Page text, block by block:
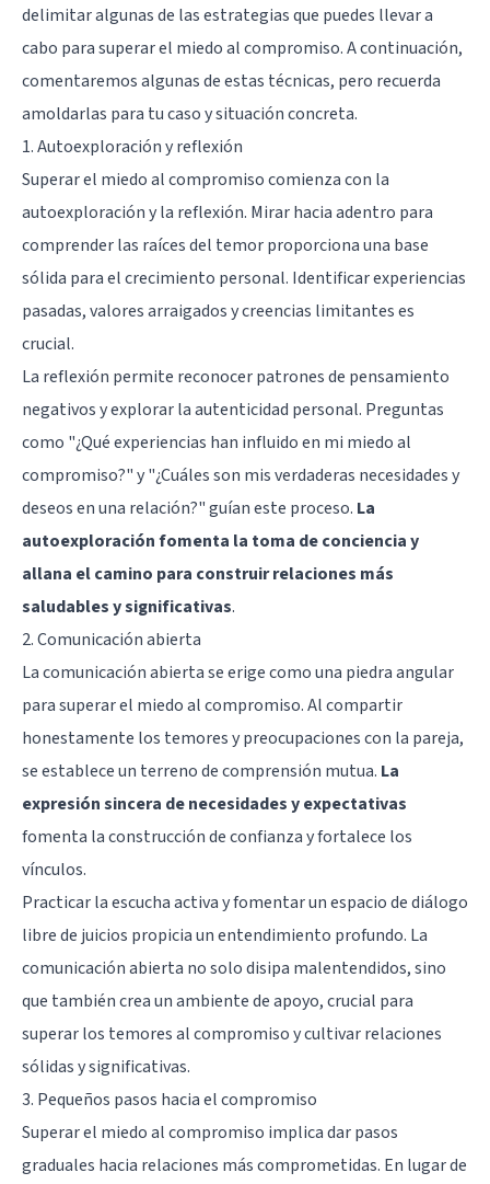
delimitar algunas de las estrategias que puedes llevar a
cabo para superar el miedo al compromiso. A continuación,
comentaremos algunas de estas técnicas, pero recuerda
amoldarlas para tu caso y situación concreta.
1. Autoexploración y reflexión
Superar el miedo al compromiso comienza con la
autoexploración y la reflexión. Mirar hacia adentro para
comprender las raíces del temor proporciona una base
sólida para el crecimiento personal. Identificar experiencias
pasadas, valores arraigados y creencias limitantes es
crucial.
La reflexión permite reconocer patrones de pensamiento
negativos y explorar la autenticidad personal. Preguntas
como "¿Qué experiencias han influido en mi miedo al
compromiso?" y "¿Cuáles son mis verdaderas necesidades y
deseos en una relación?" guían este proceso. La
autoexploración fomenta la toma de conciencia y
allana el camino para construir relaciones más
saludables y significativas.
2. Comunicación abierta
La comunicación abierta se erige como una piedra angular
para superar el miedo al compromiso. Al compartir
honestamente los temores y preocupaciones con la pareja,
se establece un terreno de comprensión mutua. La
expresión sincera de necesidades y expectativas
fomenta la construcción de confianza y fortalece los
vínculos.
Practicar la escucha activa y fomentar un espacio de diálogo
libre de juicios propicia un entendimiento profundo. La
comunicación abierta no solo disipa malentendidos, sino
que también crea un ambiente de apoyo, crucial para
superar los temores al compromiso y cultivar relaciones
sólidas y significativas.
3. Pequeños pasos hacia el compromiso
Superar el miedo al compromiso implica dar pasos
graduales hacia relaciones más comprometidas. En lugar de